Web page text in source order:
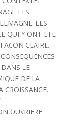
LES
LES
QUI Y ONT ETE
CLAIRE.
DANS LE
DE LA
CROISSANCE,
OUVRIERE.